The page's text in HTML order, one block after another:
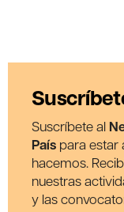
Suscríbete al
País para estar
hacemos.
nuestras
y las